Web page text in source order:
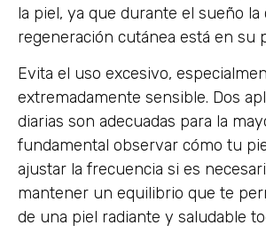
la piel, ya que durante el sueño la
regeneración cutánea está en su
Evita el uso excesivo,
extremadamente sensible. Dos
diarias son adecuadas para la
fundamental observar cómo tu
ajustar la frecuencia si es
mantener un equilibrio que te
de una piel radiante y saludable